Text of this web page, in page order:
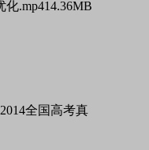
化.mp414.36MB
全国高考真